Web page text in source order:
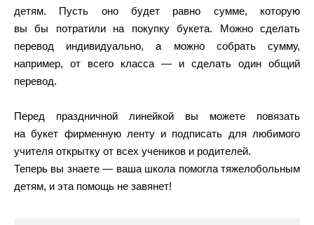
детям. Пусть оно будет равно сумме, которую
вы бы потратили на покупку букета. Можно сделать
перевод индивидуально, а можно собрать сумму,
например, от всего класса — и сделать один общий
перевод.
Перед праздничной линейкой вы можете повязать
на букет фирменную ленту и подписать для любимого
учителя открытку от всех учеников и родителей.
Теперь вы знаете — ваша школа помогла тяжелобольным
детям, и эта помощь не завянет!